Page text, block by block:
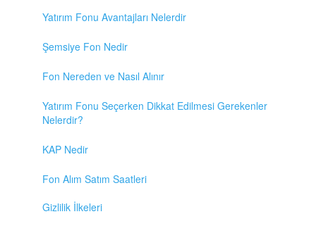
Yatırım Fonu Avantajları Nelerdir
Şemsiye Fon Nedir
Fon Nereden ve Nasıl Alınır
Yatırım Fonu Seçerken Dikkat Edilmesi Gerekenler
Nelerdir?
KAP Nedir
Fon Alım Satım Saatleri
Gizlilik İlkeleri